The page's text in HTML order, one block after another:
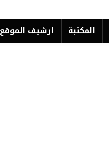
المكتبة ارشیف الموقع